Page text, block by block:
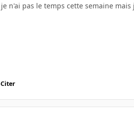
je n'ai pas le temps cette semaine
Citer